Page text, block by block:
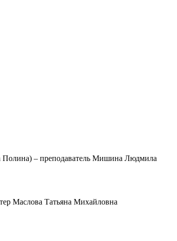
Полина) – преподаватель Мишина Людмила
Маслова Татьяна Михайловна